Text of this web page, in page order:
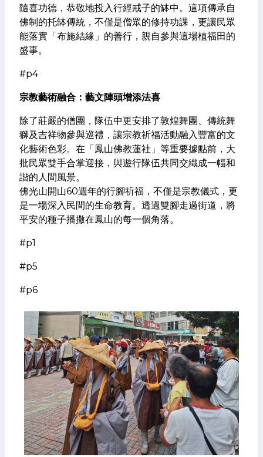
隨喜功德，恭敬地投入行經戒子的缽中。這項傳承自
佛制的托缽傳統，不僅是僧眾的修持功課，更讓民眾
能落實「布施結緣」的善行，親自參與這場植福田的
盛事。
#p4
​宗教藝術融合：藝文陣頭增添法喜
​除了莊嚴的僧團，隊伍中更安排了敦煌舞團、傳統舞
獅及吉祥物參與巡禮，讓宗教祈福活動融入豐富的文
化藝術色彩。在「鳳山佛教蓮社」等重要據點前，大
批民眾雙手合掌迎接，與遊行隊伍共同交織成一幅和
諧的人間風景。
​佛光山開山60週年的行腳祈福，不僅是宗教儀式，更
是一場深入民間的生命教育。透過雙腳走過街道，將
平安的種子播撒在鳳山的每一個角落。
#p1
#p5
#p6